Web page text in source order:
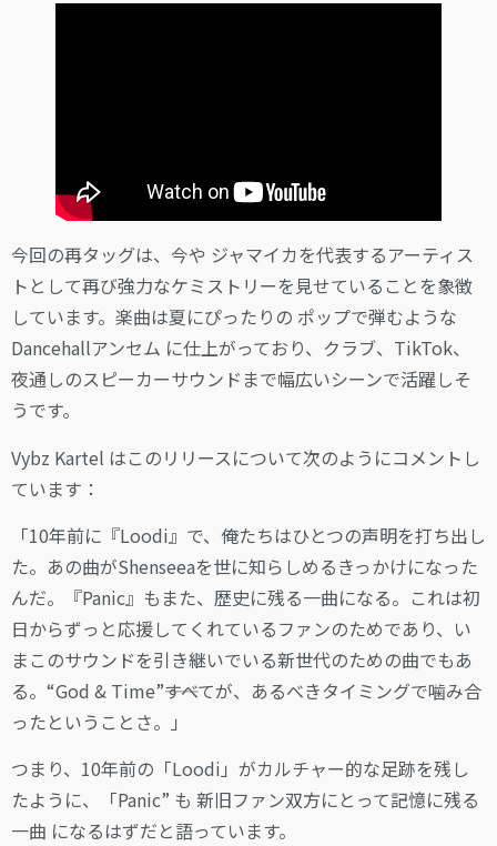
今回の再タッグは、今や ジャマイカを代表するアーティス
トとして再び強力なケミストリーを見せていることを象徴
しています。楽曲は夏にぴったりの ポップで弾むような
Dancehallアンセム に仕上がっており、クラブ、TikTok、
夜通しのスピーカーサウンドまで幅広いシーンで活躍しそ
うです。
Vybz Kartel はこのリリースについて次のようにコメントし
ています：
「10年前に『Loodi』で、俺たちはひとつの声明を打ち出し
た。あの曲がShenseeaを世に知らしめるきっかけになった
んだ。『Panic』もまた、歴史に残る一曲になる。これは初
日からずっと応援してくれているファンのためであり、い
まこのサウンドを引き継いでいる新世代のための曲でもあ
る。“God & Time”――すべてが、あるべきタイミングで噛み合
ったということさ。」
つまり、10年前の「Loodi」がカルチャー的な足跡を残し
たように、「Panic” も 新旧ファン双方にとって記憶に残る
一曲 になるはずだと語っています。